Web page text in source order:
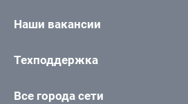
Наши вакансии
Техподдержка
Все города сети